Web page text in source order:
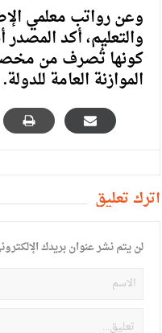
وعن رواتب معلمي
والتعليم، أكد
كونها تُصرف من
الموازنة العامة للدولة.
أترك تعليق
لن يتم نشر عنوان بريدك